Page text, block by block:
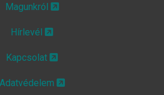
Magunkról
Hírlevél
Kapcsolat
Adatvédelem